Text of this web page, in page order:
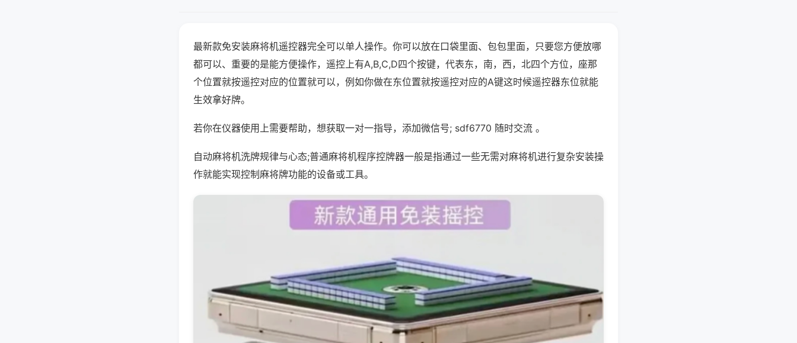
最新款免安装麻将机遥控器完全可以单人操作。你可以放在口袋里面、包包里面，只要您方便放哪
都可以、重要的是能方便操作，遥控上有A,B,C,D四个按键，代表东，南，西，北四个方位，座那
个位置就按遥控对应的位置就可以，例如你做在东位置就按遥控对应的A键这时候遥控器东位就能
生效拿好牌。
若你在仪器使用上需要帮助，想获取一对一指导，添加微信号; sdf6770 随时交流 。
自动麻将机洗牌规律与心态;普通麻将机程序控牌器一般是指通过一些无需对麻将机进行复杂安装操
作就能实现控制麻将牌功能的设备或工具。